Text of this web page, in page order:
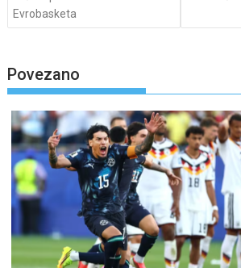
Evrobasketa
Povezano